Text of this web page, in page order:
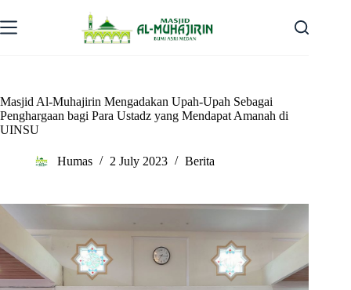
to
content
Masjid Al-Muhajirin Mengadakan Upah-Upah Sebagai
Penghargaan bagi Para Ustadz yang Mendapat Amanah di
UINSU
Humas 2 July 2023 Berita